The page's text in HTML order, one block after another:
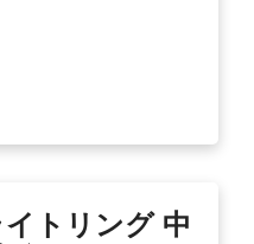
イトリング 中